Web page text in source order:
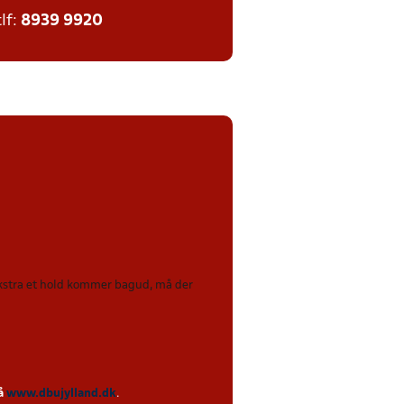
8939 9920
et hold kommer bagud, må der
www.dbujylland.dk.